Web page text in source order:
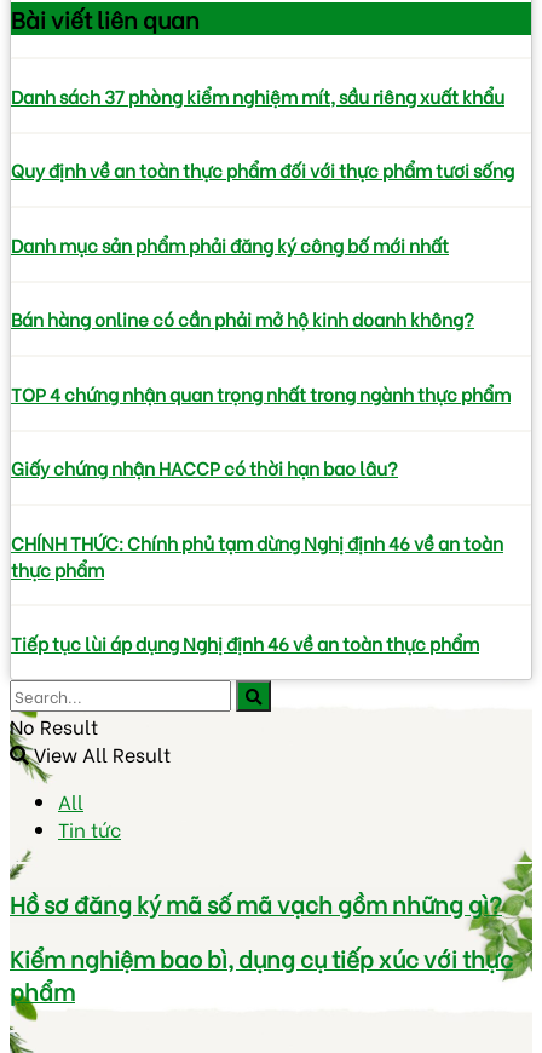
Bài viếtliên quan
Danh sách 37 phòng kiểm nghiệm mít, sầu riêng xuất khẩu
Quy định về an toàn thực phẩm đối với thực phẩm tươi sống
Danh mục sản phẩm phải đăng ký công bố mới nhất
Bán hàng online có cần phải mở hộ kinh doanh không?
TOP 4 chứng nhận quan trọng nhất trong ngành thực phẩm
Giấy chứng nhận HACCP có thời hạn bao lâu?
CHÍNH THỨC: Chính phủ tạm dừng Nghị định 46 về an toàn
thực phẩm
Tiếp tục lùi áp dụng Nghị định 46 về an toàn thực phẩm
No Result
View All Result
All
Tin tức
Hồ sơ đăng ký mã số mã vạch gồm những gì?
Kiểm nghiệm bao bì, dụng cụ tiếp xúc với thực
phẩm